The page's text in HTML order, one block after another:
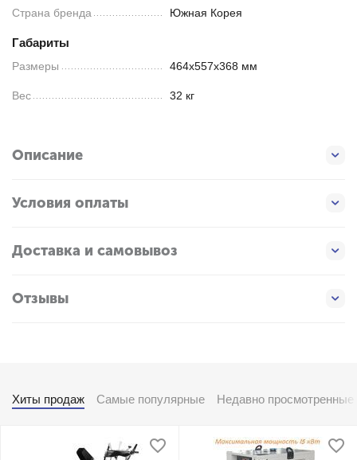
Страна бренда Южная Корея
Габариты
Размеры 464х557х368 мм
Вес 32 кг
Описание
Условия оплаты
Доставка и самовывоз
Отзывы
Хиты продаж Самые популярные Недавно просмотренные